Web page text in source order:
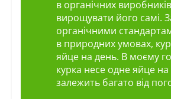
в органічних
вирощувати його самі.
органічними
в природних умовах,
яйце на день. В моєму
курка несе одне яйце на
залежить багато від